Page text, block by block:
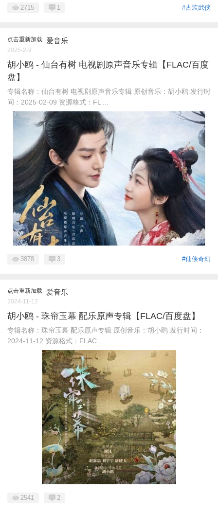
#古装武侠
2715 1
点击重新加载 爱音乐
2025-2-9
胡小鸥 - 仙台有树 电视剧原声音乐专辑【FLAC/百度
盘】
专辑名称：仙台有树 电视剧原声音乐专辑 原创音乐：胡小鸥 发行时
间：2025-02-09 资源格式：FL ...
#仙侠奇幻
3878 3
点击重新加载 爱音乐
2024-11-12
胡小鸥 - 珠帘玉幕 配乐原声专辑【FLAC/百度盘】
专辑名称：珠帘玉幕 配乐原声专辑 原创音乐：胡小鸥 发行时间：
2024-11-12 资源格式：FLAC ...
2541 2